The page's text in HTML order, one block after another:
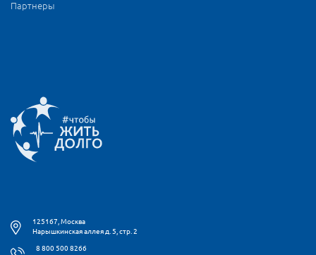
Партнеры
125167, Москва
Нарышкинская аллея д. 5, стр. 2
8 800 500 8266